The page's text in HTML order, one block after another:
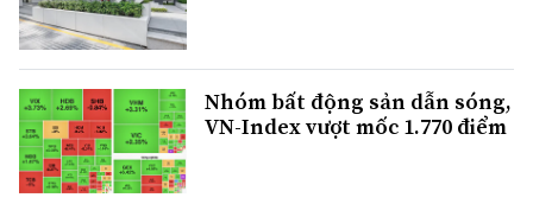
Nhóm bất động sản dẫn sóng,
VN-Index vượt mốc 1.770 điểm